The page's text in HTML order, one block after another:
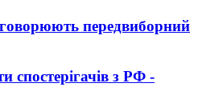
передвиборний
спостерігачів з РФ -